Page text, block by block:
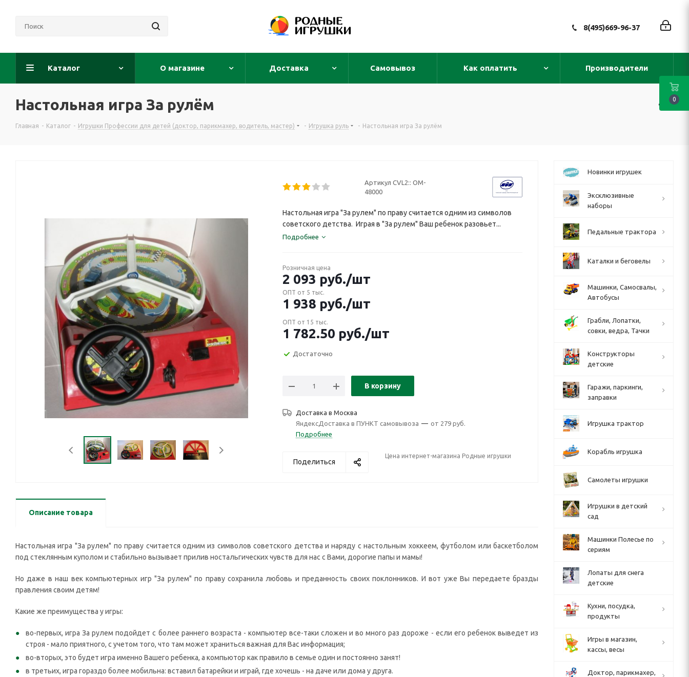
8(495)669-96-37
Каталог О магазине Доставка Самовывоз Как оплатить Производители
Настольная игра За рулём
Главная - Каталог - Игрушки Профессии для детей (доктор, парикмахер, водитель, мастер) - Игрушка руль - Настольная игра За рулём
Артикул CVL2:: OM-
48000
Настольная игра "За рулем" по праву считается одним из символов
советского детства. Играя в "За рулем" Ваш ребенок разовьет...
Подробнее
Розничная цена
2 093 руб./шт
ОПТ от 5 тыс.
1 938 руб./шт
ОПТ от 15 тыс.
1 782.50 руб./шт
Достаточно
В корзину
Доставка в Москва
ЯндексДоставка в ПУНКТ самовывоза — от 279 руб.
Подробнее
Поделиться
Цена интернет-магазина Родные игрушки
Описание товара
Настольная игра "За рулем" по праву считается одним из символов советского детства и наряду с настольным хоккеем, футболом или баскетболом
под стеклянным куполом и стабильно вызывает прилив ностальгических чувств для нас с Вами, дорогие папы и мамы!
Но даже в наш век компьютерных игр "За рулем" по праву сохранила любовь и преданность своих поклонников. И вот уже Вы передаете бразды
правления своим детям!
Какие же преимущества у игры:
во-первых, игра За рулем подойдет с более раннего возраста - компьютер все-таки сложен и во много раз дороже - если его ребенок выведет из
строя - мало приятного, с учетом того, что там может храниться важная для Вас информация;
во-вторых, это будет игра именно Вашего ребенка, а компьютор как правило в семье один и постоянно занят!
в третьих, игра гораздо более мобильна: вставил батарейки и играй, где хочешь - на даче или дома у друга.
Новинки игрушек
Эксклюзивные
наборы
Педальные трактора
Каталки и беговелы
Машинки, Самосвалы,
Автобусы
Грабли, Лопатки,
совки, ведра, Тачки
Конструкторы
детские
Гаражи, паркинги,
заправки
Игрушка трактор
Корабль игрушка
Самолеты игрушки
Игрушки в детский
сад
Машинки Полесье по
сериям
Лопаты для снега
детские
Кухни, посудка,
продукты
Игры в магазин,
кассы, весы
Доктор, парикмахер,
0